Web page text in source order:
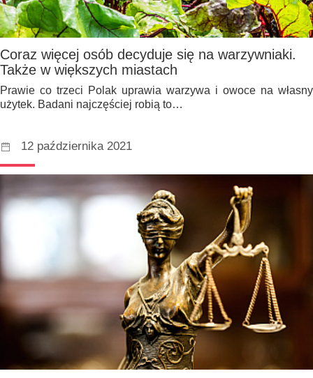
Coraz więcej osób decyduje się na warzywniaki.
Także w większych miastach
Prawie co trzeci Polak uprawia warzywa i owoce na własny
użytek. Badani najczęściej robią to…
12 października 2021